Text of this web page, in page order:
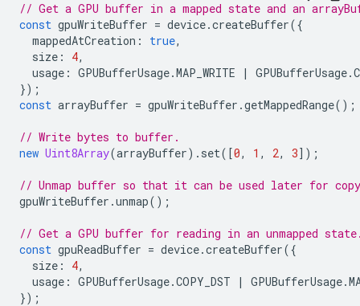
// Get a GPU buffer in a mapped state and an
const gpuWriteBuffer = device.createBuffer({
mappedAtCreation : true,
size : 4,
usage : GPUBufferUsage.MAP_WRITE | GPUBufferUsage.
});
const arrayBuffer = gpuWriteBuffer .getMappedRange();
// Write bytes to buffer.
new Uint8Array(arrayBuffer). set([0, 1 , 2, 3]);
// Unmap buffer so that it can be used later for
gpuWriteBuffer .unmap();
// Get a GPU buffer for reading in an unmapped
const gpuReadBuffer = device.createBuffer({
size : 4,
usage : GPUBufferUsage.COPY_DST | GPUBufferUsage.
});